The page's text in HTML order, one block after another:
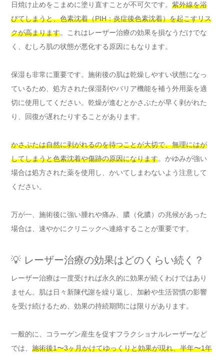
日焼け止めをこまめに塗り直すことが不可欠です。 紫外線を浴
びてしまうと、色素沈着（PIH：炎症後色素沈着）を起こすリス
クが高まります。これはレーザー治療の効果を損なうだけでな
く、むしろ肌の状態が悪化する原因にもなります。
保湿も非常に重要です。施術後の肌は乾燥しやすい状態になっ
ているため、処方された保湿剤やバリア機能を補う外用薬を適
切に使用してください。乾燥が進むとかさぶたが早く剥がれた
り、回復が遅れたりすることがあります。
かさぶたは自然に剥がれるのを待つことが大切で、無理にはが
してしまうと色素沈着や傷跡の原因になります。かゆみが強い
場合は処方された薬を使用し、かいてしまわないよう注意して
ください。
万が一、施術後に強い腫れや痛み、膿（化膿）の兆候があった
場合は、速やかにクリニックへ連絡することが重要です。
💡 レーザー治療の効果はどのくらい続く？
レーザー治療は一度受ければ永久的に効果が続くわけではあり
ません。肌は日々新陳代謝を繰り返し、加齢や生活習慣の影響
を受け続けるため、効果の持続期間には限りがあります。
一般的に、コラーゲン産生を促すフラクショナルレーザーなど
では、 施術後1〜3ヶ月かけてゆっくりと効果が現れ、半年〜1年